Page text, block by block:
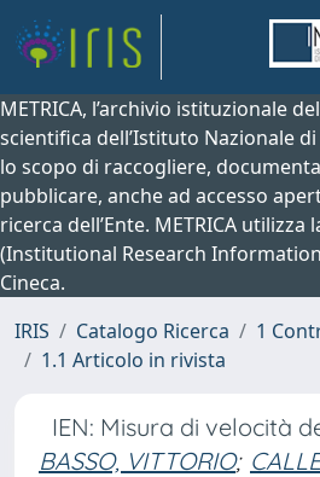
METRICA, l’archivio istituzionale
scientifica dell’Istituto Nazionale
lo scopo di raccogliere,
pubblicare, anche ad accesso
ricerca dell’Ente. METRICA utilizza
(Institutional Research
Cineca.
IRIS
Catalogo Ricerca
1
1.1 Articolo in rivista
IEN: Misura di velocità
BASSO, VITTORIO;